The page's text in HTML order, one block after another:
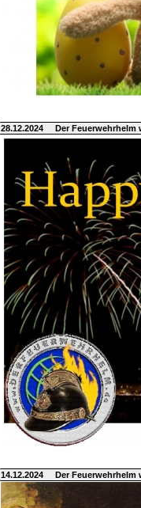
28.12.2024 Der
14.12.2024 Der